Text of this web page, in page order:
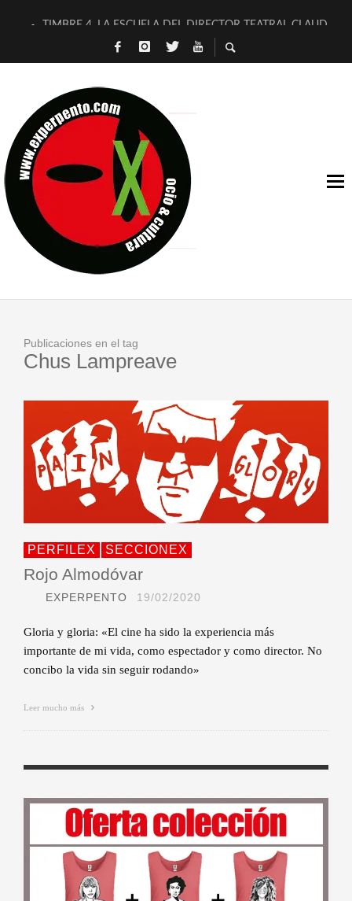
TIMBRE 4, LA ESCUELA DEL DIRECTOR TEATRAL CLAUDIO
30 AÑOS (NO ES NADA) DE LA KATARSIS DEL TOMATAZO
D’BALDOMEROS REINVENTAN [BITÁCORA 3.0] EN EXVITA
MARSHALL FLASH PRESENTA EN EXVITA [RELATIVA
JOFRE BARDAGÍ EN EXVITA INTERPRETANDO A SERRAT
YORCH PRESENTA [CURSO DE ARMONÍA PERSECUTORIA]
MAGALÍ SARE NOS EXPLICA [DESCASADA]
«NO TENGO PUTOS SUEÑOS»
Publicaciones en el tag
Chus Lampreave
PERFILEX SECCIONEX
Rojo Almodóvar
EXPERPENTO 19/02/2020
Gloria y gloria: «El cine ha sido la experiencia más
importante de mi vida, como espectador y como director. No
concibo la vida sin seguir rodando»
Leer mucho más